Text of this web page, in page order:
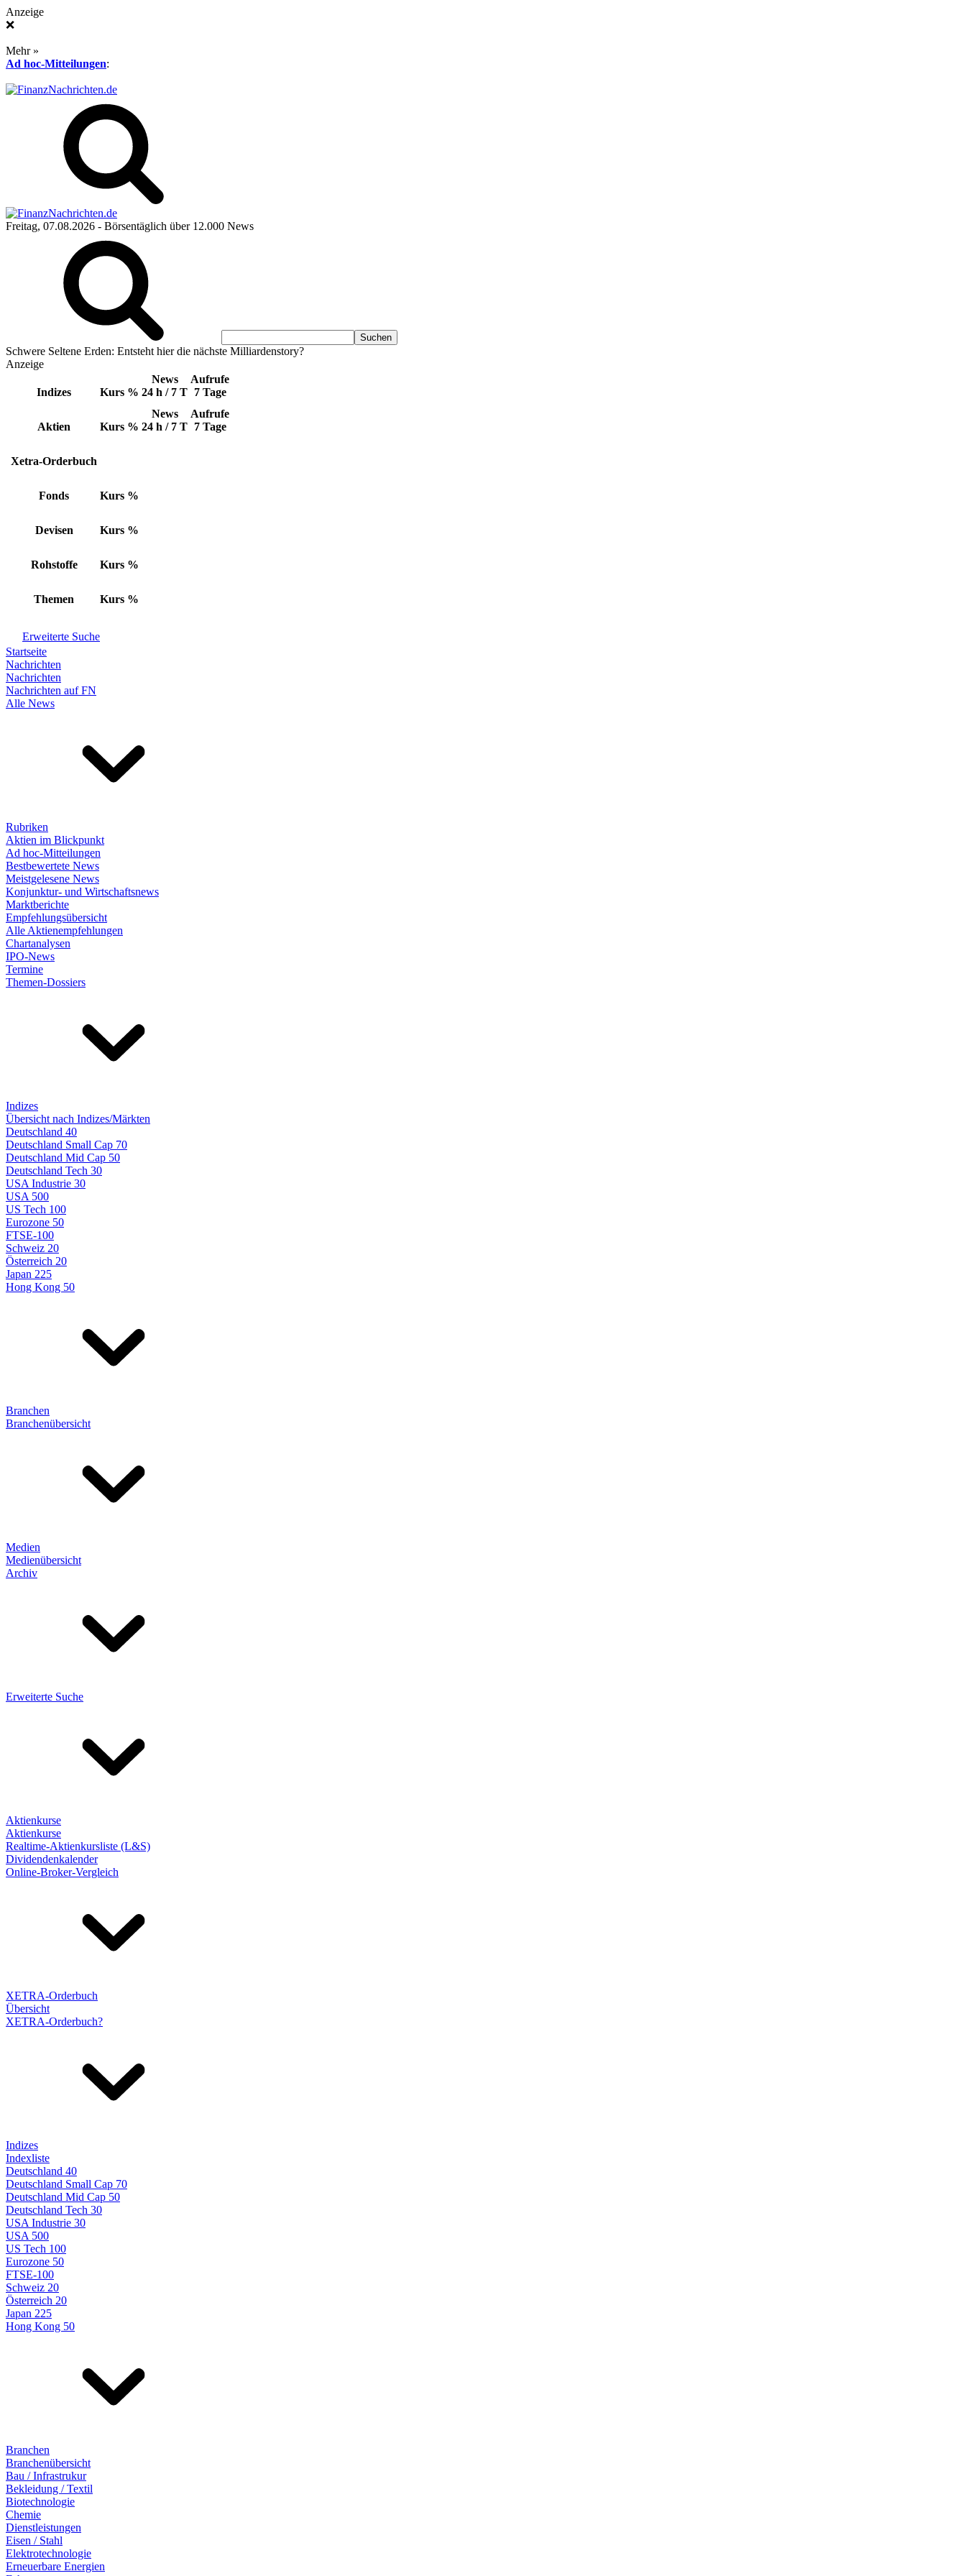
Anzeige
❌
Mehr »
Ad hoc-Mitteilungen:
Freitag, 07.08.2026 - Börsentäglich über 12.000 News
Schwere Seltene Erden: Entsteht hier die nächste Milliardenstory?
Anzeige
Indizes Kurs %
News
24 h / 7 T
Aufrufe
7 Tage
Aktien Kurs %
News
24 h / 7 T
Aufrufe
7 Tage
Xetra-Orderbuch
Fonds Kurs %
Devisen Kurs %
Rohstoffe Kurs %
Themen Kurs %
Erweiterte Suche
Startseite
Nachrichten
Nachrichten
Nachrichten auf FN
Alle News
Rubriken
Aktien im Blickpunkt
Ad hoc-Mitteilungen
Bestbewertete News
Meistgelesene News
Konjunktur- und Wirtschaftsnews
Marktberichte
Empfehlungsübersicht
Alle Aktienempfehlungen
Chartanalysen
IPO-News
Termine
Themen-Dossiers
Indizes
Übersicht nach Indizes/Märkten
Deutschland 40
Deutschland Small Cap 70
Deutschland Mid Cap 50
Deutschland Tech 30
USA Industrie 30
USA 500
US Tech 100
Eurozone 50
FTSE-100
Schweiz 20
Österreich 20
Japan 225
Hong Kong 50
Branchen
Branchenübersicht
Medien
Medienübersicht
Archiv
Erweiterte Suche
Aktienkurse
Aktienkurse
Realtime-Aktienkursliste (L&S)
Dividendenkalender
Online-Broker-Vergleich
XETRA-Orderbuch
Übersicht
XETRA-Orderbuch?
Indizes
Indexliste
Deutschland 40
Deutschland Small Cap 70
Deutschland Mid Cap 50
Deutschland Tech 30
USA Industrie 30
USA 500
US Tech 100
Eurozone 50
FTSE-100
Schweiz 20
Österreich 20
Japan 225
Hong Kong 50
Branchen
Branchenübersicht
Bau / Infrastrukur
Bekleidung / Textil
Biotechnologie
Chemie
Dienstleistungen
Eisen / Stahl
Elektrotechnologie
Erneuerbare Energien